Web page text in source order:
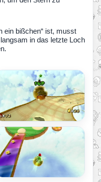
ein bißchen“ ist, musst
in das letzte Loch